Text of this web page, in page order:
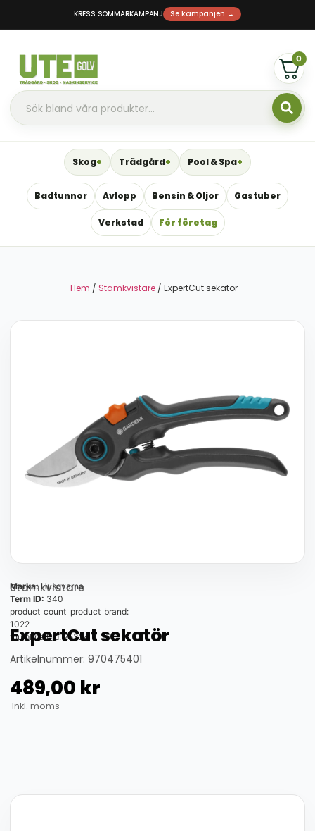
KRESS SOMMARKAMPANJ Se kampanjen →
0
Skog Trädgård Pool & Spa
Badtunnor Avlopp Bensin & Oljor Gastuber
Verkstad För företag
Hem / Stamkvistare / ExpertCut sekatör
Stamkvistare
Marka:Husqvarna
Term ID: 340
product_count_product_brand:
1022
thumbnail_id: 25324
ExpertCut sekatör
Artikelnummer: 970475401
489,00 kr
Inkl. moms